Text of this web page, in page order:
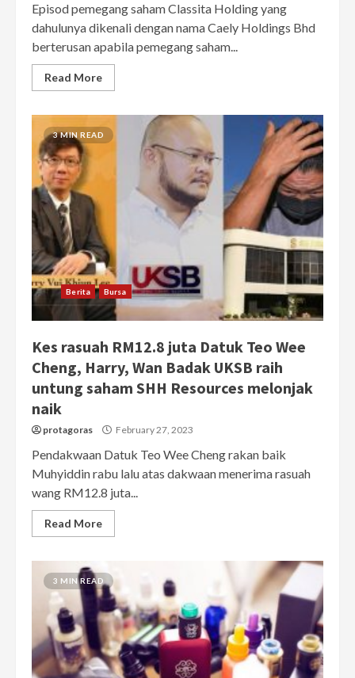
Episod pemegang saham Classita Holding yang
dahulunya dikenali dengan nama Caely Holdings Bhd
berterusan apabila pemegang saham...
Read More
3 MIN READ
Berita Bursa
Kes rasuah RM12.8 juta Datuk Teo Wee
Cheng, Harry, Wan Badak UKSB raih
untung saham SHH Resources melonjak
naik
protagoras February 27, 2023
Pendakwaan Datuk Teo Wee Cheng rakan baik
Muhyiddin rabu lalu atas dakwaan menerima rasuah
wang RM12.8 juta...
Read More
3 MIN READ